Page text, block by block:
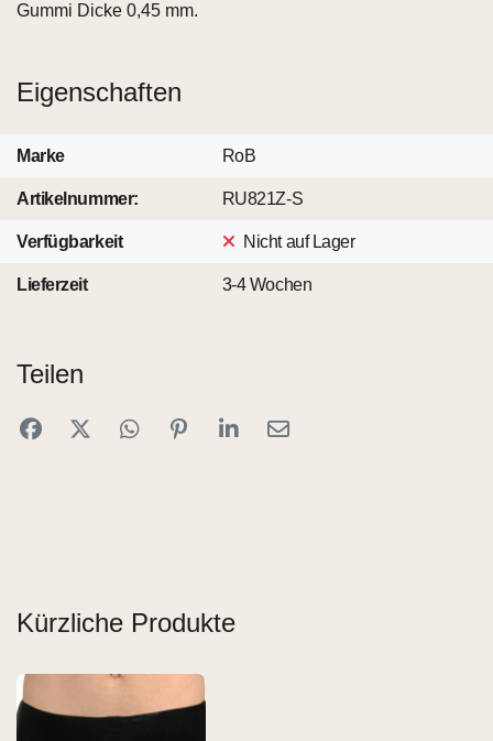
Gummi Dicke 0,45 mm.
Eigenschaften
Marke RoB
Artikelnummer: RU821Z-S
Verfügbarkeit Nicht auf Lager
Lieferzeit 3-4 Wochen
Teilen
Kürzliche Produkte